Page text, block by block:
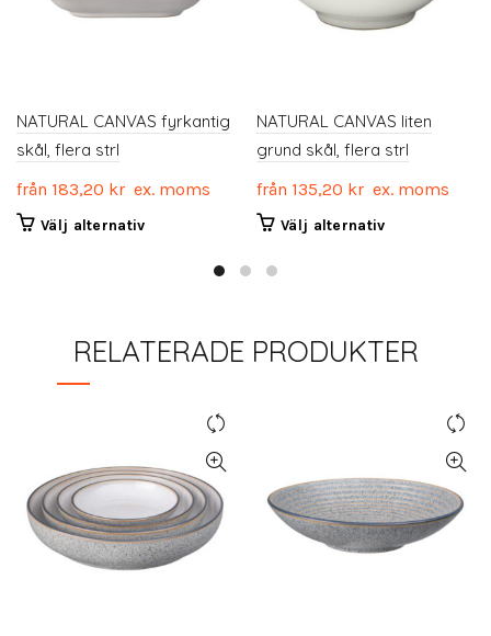
NATURAL CANVAS fyrkantig
skål, flera strl
från 183,20 kr ex. moms
Välj alternativDen
produkten
varianter.
alternativen
väljas
på
produktsidan
NATURAL CANVAS liten
grund skål, flera strl
från 135,20 kr ex. moms
Välj alternativDen
varianter.
alternativen
på
produktsidan
RELATERADE PRODUKTER